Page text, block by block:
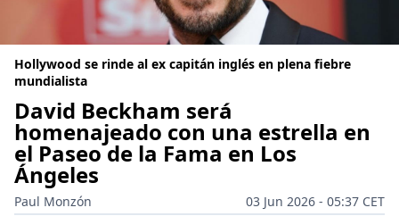
Hollywood se rinde al ex capitán inglés en plena fiebre
mundialista
David Beckham será
homenajeado con una estrella en
el Paseo de la Fama en Los
Ángeles
Paul Monzón
03 Jun 2026 - 05:37 CET